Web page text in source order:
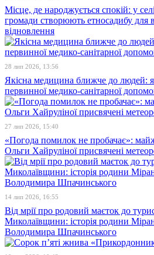
Місце, де народжується спокій: у
громади створюють етносадибу для
відновлення
28 лип 2026, 13:56
Якісна медицина ближче до людей:
первинної медико-санітарної
27 лип 2026, 15:40
«Погода помилок не пробачає»:
Ольги Хайруліної присвячені
14 лип 2026, 16:55
Від мрії про родовий маєток до
Миколаївщини: історія родини
Володимира Шпачинського